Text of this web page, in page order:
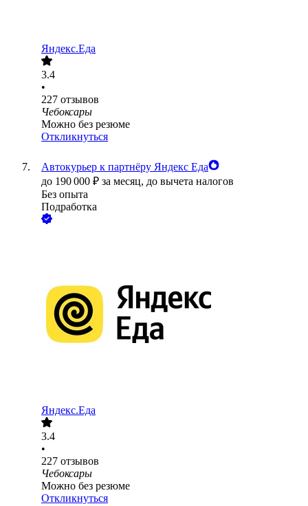
Яндекс.Еда
3.4
•
227 отзывов
Чебоксары
Можно без резюме
Откликнуться
Автокурьер к партнёру Яндекс Еда
до 190 000 ₽ за месяц, до вычета налогов
Без опыта
Подработка
Яндекс.Еда
3.4
•
227 отзывов
Чебоксары
Можно без резюме
Откликнуться